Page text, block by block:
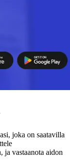
joka on saatavilla
ja vastaanota aidon